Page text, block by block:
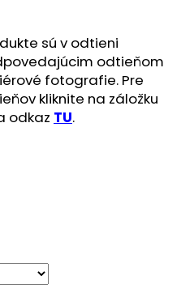
sú v odtieni
odtieňom
fotografie. Pre
kliknite na záložku
odkaz TU.